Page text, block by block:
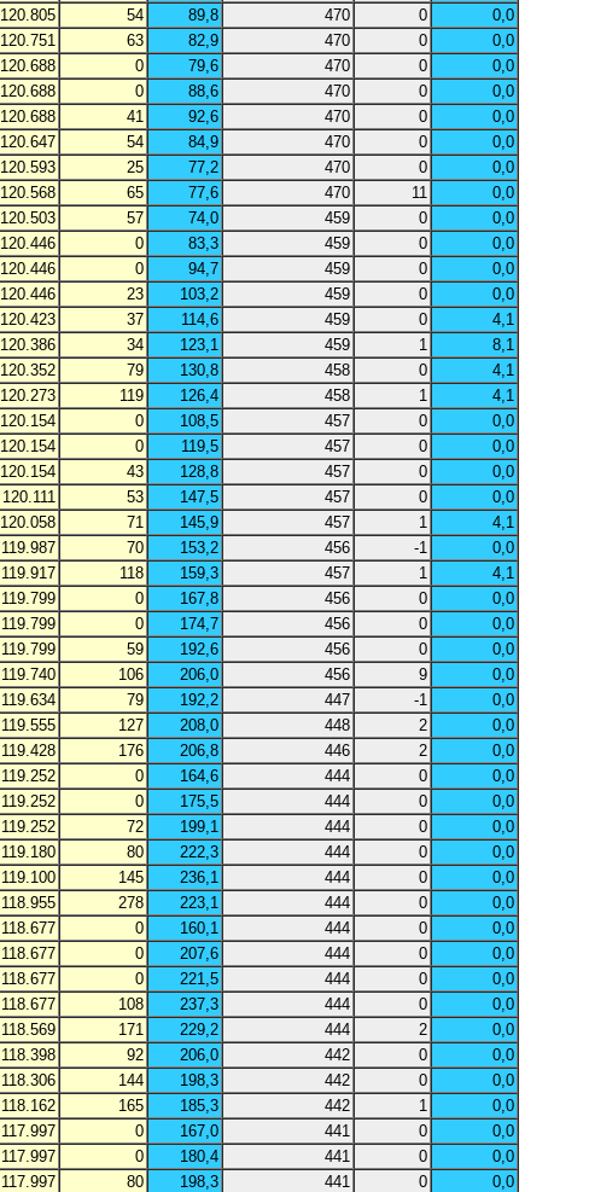
120.805 54 89,8 470 0
0,0
120.751 63 82,9 470 0
0,0
120.688 0 79,6 470 0
0,0
120.688 0 88,6 470 0
0,0
120.688 41 92,6 470 0
0,0
120.647 54 84,9 470 0
0,0
120.593 25 77,2 470 0
0,0
120.568 65 77,6 470 11
0,0
120.503 57 74,0 459 0
0,0
120.446 0 83,3 459 0
0,0
120.446 0 94,7 459 0
0,0
120.446 23 103,2 459 0
0,0
120.423 37 114,6 459 0
4,1
120.386 34 123,1 459 1
8,1
120.352 79 130,8 458 0
4,1
120.273 119 126,4 458 1
4,1
120.154 0 108,5 457 0
0,0
120.154 0 119,5 457 0
0,0
120.154 43 128,8 457 0
0,0
120.111 53 147,5 457 0
0,0
120.058 71 145,9 457 1
4,1
119.987 70 153,2 456 -1
0,0
119.917 118 159,3 457 1
4,1
119.799 0 167,8 456 0
0,0
119.799 0 174,7 456 0
0,0
119.799 59 192,6 456 0
0,0
119.740 106 206,0 456 9
0,0
119.634 79 192,2 447 -1
0,0
119.555 127 208,0 448 2
0,0
119.428 176 206,8 446 2
0,0
119.252 0 164,6 444 0
0,0
119.252 0 175,5 444 0
0,0
119.252 72 199,1 444 0
0,0
119.180 80 222,3 444 0
0,0
119.100 145 236,1 444 0
0,0
118.955 278 223,1 444 0
0,0
118.677 0 160,1 444 0
0,0
118.677 0 207,6 444 0
0,0
118.677 0 221,5 444 0
0,0
118.677 108 237,3 444 0
0,0
118.569 171 229,2 444 2
0,0
118.398 92 206,0 442 0
0,0
118.306 144 198,3 442 0
0,0
118.162 165 185,3 442 1
0,0
117.997 0 167,0 441 0
0,0
117.997 0 180,4 441 0
0,0
117.997 80 198,3 441 0
0,0